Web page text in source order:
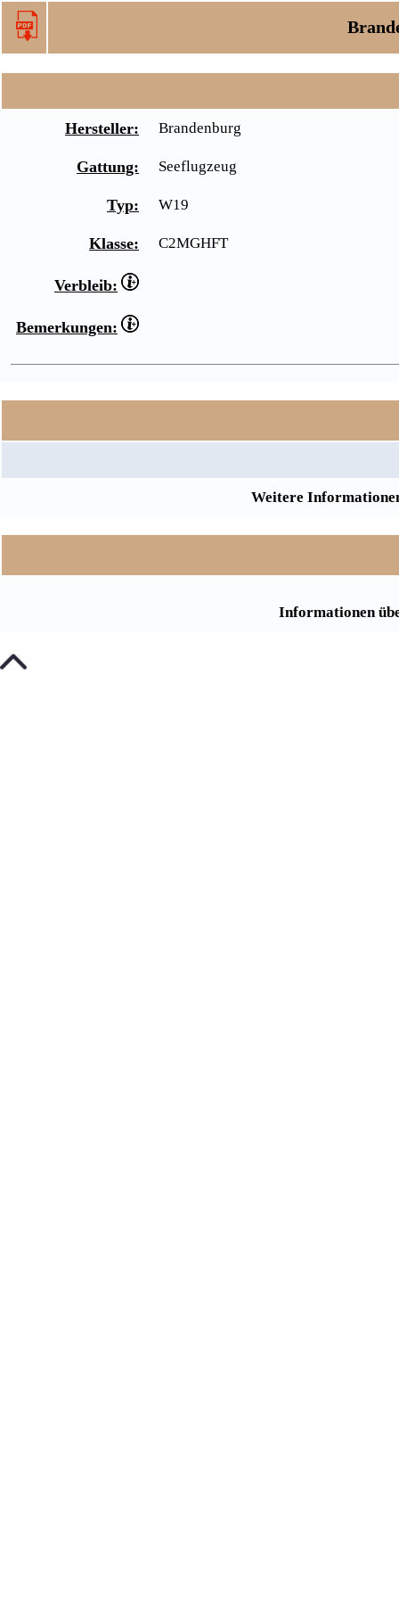
Hersteller: Brandenburg
Gattung: Seeflugzeug
Typ: W19
Klasse: C2MGHFT
Verbleib:
Bemerkungen:
Weitere
Informationen